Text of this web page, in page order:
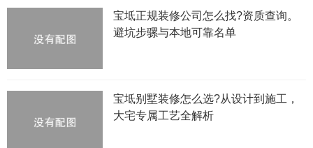
宝坻正规装修公司怎么找?资质查询。
避坑步骡与本地可靠名单
宝坻别墅装修怎么选?从设计到施工，
大宅专属工艺全解析